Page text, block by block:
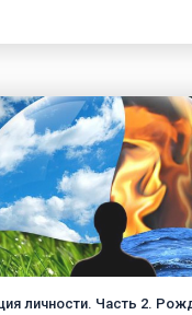
личности. Часть 2.